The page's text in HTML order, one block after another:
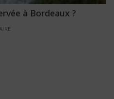
à Bordeaux ?